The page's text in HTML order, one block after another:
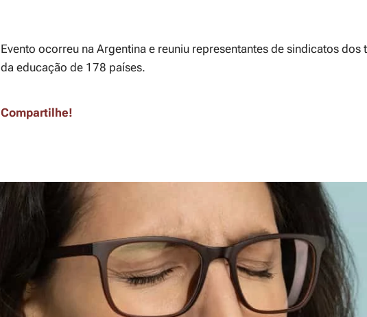
Evento ocorreu na Argentina e reuniu representantes de sindicatos dos
da educação de 178 países.
Compartilhe!